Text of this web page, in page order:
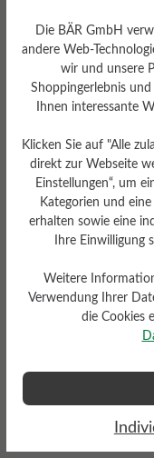
Fußbett
Herausnehmbares
Fußbett 4 mm
Lederbezug
hoch
Die BÄR GmbH
andere Web-
wir und unsere
Shoppingerlebnis
Ihnen interessante
Klicken Sie auf "Alle
direkt zur Webseite
Einstellungen“, um
Kategorien und
erhalten sowie eine
Ihre Einwilligung
Weitere
Verwendung Ihrer
die Cookies